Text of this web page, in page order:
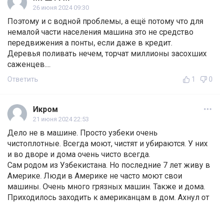
26 июня 2024 09:30
Поэтому и с водной проблемы, а ещё потому что для
немалой части населения машина это не средство
передвижения а понты, если даже в кредит.
Деревья поливать нечем, торчат миллионы засохших
саженцев....
Ответить 1 0
Икром
21 июня 2024 22:53
Дело не в машине. Просто узбеки очень
чистоплотные. Всегда моют, чистят и убираются. У них
и во дворе и дома очень чисто всегда.
Сам родом из Узбекистана. Но последние 7 лет живу в
Америке. Люди в Америке не часто моют свои
машины. Очень много грязных машин. Также и дома.
Приходилось заходить к американцам в дом. Ахнул от